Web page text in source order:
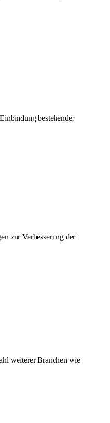
bestehender
zur Verbesserung der
weiterer Branchen wie